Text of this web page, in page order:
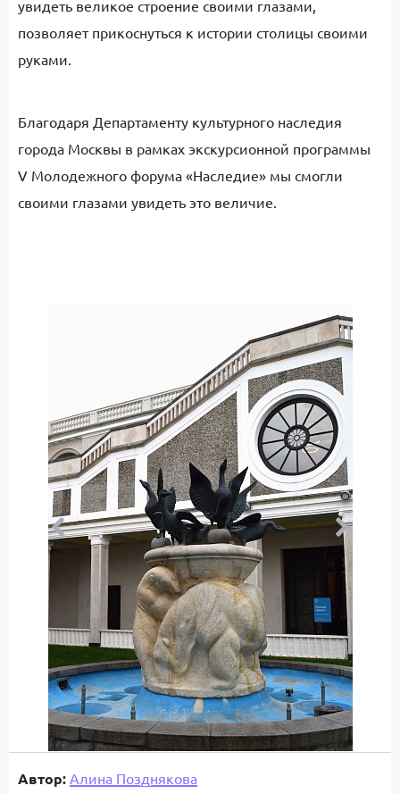
увидеть великое строение своими глазами,
позволяет прикоснуться к истории столицы своими
руками.
Благодаря Департаменту культурного наследия
города Москвы в рамках экскурсионной программы
V Молодежного форума «Наследие» мы смогли
своими глазами увидеть это величие.
Автор: Алина Позднякова